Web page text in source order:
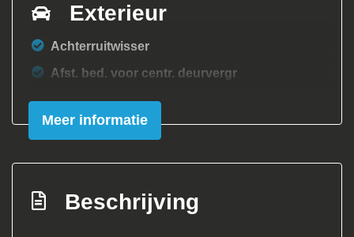
Exterieur
Achterruitwisser
Afst. bed. voor centr. deurvergr
Buitenspiegels elektrisch verstel- en
verwarmbaar
Lichtmetalen velgen 15"
Meer informatie
Beschrijving